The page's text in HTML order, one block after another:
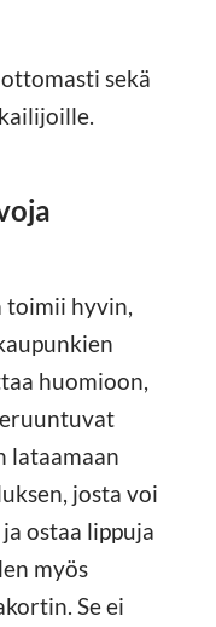
sekä
toimii hyvin,
huomioon,
lataamaan
josta voi
ostaa lippuja
myös
Se ei